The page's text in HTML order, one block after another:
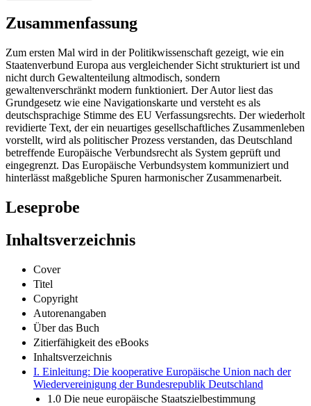
Zusammenfassung
Zum ersten Mal wird in der Politikwissenschaft gezeigt, wie ein
Staatenverbund Europa aus vergleichender Sicht strukturiert ist und
nicht durch Gewaltenteilung altmodisch, sondern
gewaltenverschränkt modern funktioniert. Der Autor liest das
Grundgesetz wie eine Navigationskarte und versteht es als
deutschsprachige Stimme des EU Verfassungsrechts. Der wiederholt
revidierte Text, der ein neuartiges gesellschaftliches Zusammenleben
vorstellt, wird als politischer Prozess verstanden, das Deutschland
betreffende Europäische Verbundsrecht als System geprüft und
eingegrenzt. Das Europäische Verbundsystem kommuniziert und
hinterlässt maßgebliche Spuren harmonischer Zusammenarbeit.
Leseprobe
Inhaltsverzeichnis
Cover
Titel
Copyright
Autorenangaben
Über das Buch
Zitierfähigkeit des eBooks
Inhaltsverzeichnis
I. Einleitung: Die kooperative Europäische Union nach der
Wiedervereinigung der Bundesrepublik Deutschland
1.0 Die neue europäische Staatszielbestimmung